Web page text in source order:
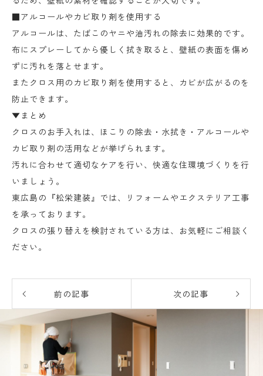
■アルコールやカビ取り剤を使用する
アルコールは、たばこのヤニや油汚れの除去に効果的です。
布にスプレーしてから優しく拭き取ると、壁紙の表面を傷め
ずに汚れを落とせます。
またクロス用のカビ取り剤を使用すると、カビが広がるのを
防止できます。
▼まとめ
クロスのお手入れは、ほこりの除去・水拭き・アルコールや
カビ取り剤の活用などが挙げられます。
汚れに合わせて適切なケアを行い、快適な住環境づくりを行
いましょう。
東広島の『松栄建装』では、リフォームやエクステリア工事
を承っております。
クロスの張り替えを検討されている方は、お気軽にご相談く
ださい。
前の記事 次の記事